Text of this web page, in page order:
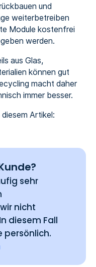
und
weiterbetreiben
Module kostenfrei
werden.
aus Glas,
können gut
macht daher
immer besser.
Artikel:
sehr
nicht
diesem Fall
persönlich.